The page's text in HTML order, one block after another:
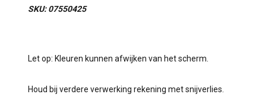
SKU: 07550425
Let op: Kleuren kunnen afwijken van het scherm.
Houd bij verdere verwerking rekening met snijverlies.